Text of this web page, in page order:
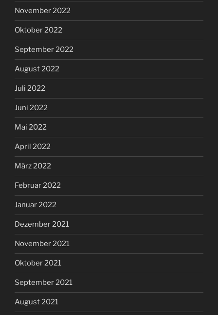
November 2022
Oktober 2022
September 2022
August 2022
Juli 2022
Juni 2022
Mai 2022
April 2022
März 2022
Februar 2022
Januar 2022
Dezember 2021
November 2021
Oktober 2021
September 2021
August 2021